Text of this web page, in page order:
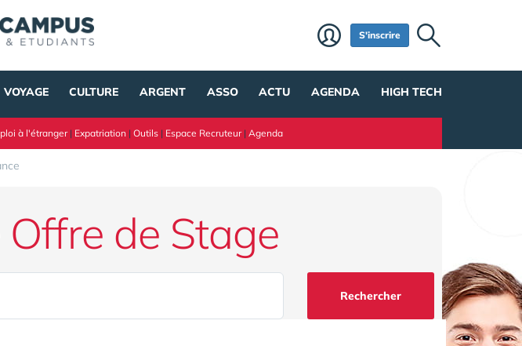
S'inscrire
VOYAGE CULTURE ARGENT ASSO ACTU AGENDA HIGH TECH
à l'étranger| Expatriation | Outils | Espace Recruteur| Agenda
Offre de Stage
Rechercher